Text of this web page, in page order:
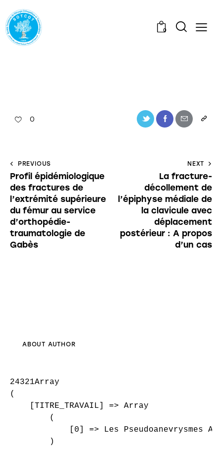
0
0
PREVIOUS
Profil épidémiologique
des fractures de
l’extrémité supérieure
du fémur au service
d’orthopédie-
traumatologie de
Gabès
NEXT
La fracture-
décollement de
l’épiphyse médiale de
la clavicule avec
déplacement
postérieur : A propos
d’un cas
ABOUT AUTHOR
24321Array
(
    [TITRE_TRAVAIL] => Array
        (
[0] => Les Pseudoanevrysmes
        )